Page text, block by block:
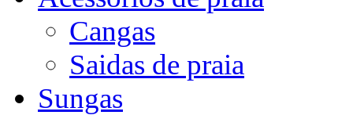
Cangas
Saidas de praia
Sungas